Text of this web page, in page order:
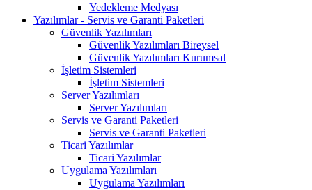
Yedekleme Medyası
Yazılımlar - Servis ve Garanti Paketleri
Güvenlik Yazılımları
Güvenlik Yazılımları Bireysel
Güvenlik Yazılımları Kurumsal
İşletim Sistemleri
İşletim Sistemleri
Server Yazılımları
Server Yazılımları
Servis ve Garanti Paketleri
Servis ve Garanti Paketleri
Ticari Yazılımlar
Ticari Yazılımlar
Uygulama Yazılımları
Uygulama Yazılımları